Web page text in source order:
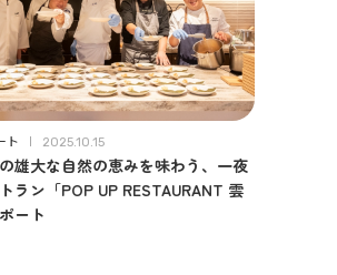
ト 2025.10.15
雄大な自然の恵みを味わう、一夜
ラン「POP UP RESTAURANT 雲
ート